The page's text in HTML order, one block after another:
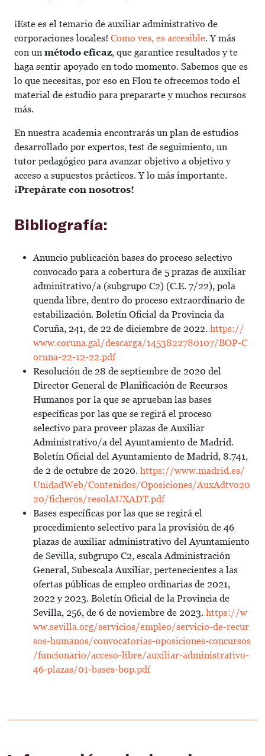
¡Este es el temario de auxiliar administrativo de
corporaciones locales! Como ves, es accesible. Y más
con un método eficaz, que garantice resultados y te
haga sentir apoyado en todo momento. Sabemos que es
lo que necesitas, por eso en Flou te ofrecemos todo el
material de estudio para prepararte y muchos recursos
más.
En nuestra academia encontrarás un plan de estudios
desarrollado por expertos, test de seguimiento, un
tutor pedagógico para avanzar objetivo a objetivo y
acceso a supuestos prácticos. Y lo más importante.
¡Prepárate con nosotros!
Bibliografía:
Anuncio publicación bases do proceso selectivo
convocado para a cobertura de 5 prazas de auxiliar
adminitrativo/a (subgrupo C2) (C.E. 7/22), pola
quenda libre, dentro do proceso extraordinario de
estabilización. Boletín Oficial da Provincia da
Coruña, 241, de 22 de diciembre de 2022. https://
www.coruna.gal/descarga/1453822780107/BOP-C
oruna-22-12-22.pdf
Resolución de 28 de septiembre de 2020 del
Director General de Planificación de Recursos
Humanos por la que se aprueban las bases
específicas por las que se regirá el proceso
selectivo para proveer plazas de Auxiliar
Administrativo/a del Ayuntamiento de Madrid.
Boletín Oficial del Ayuntamiento de Madrid, 8.741,
de 2 de octubre de 2020. https://www.madrid.es/
UnidadWeb/Contenidos/Oposiciones/AuxAdtvo20
20/ficheros/resolAUXADT.pdf
Bases específicas por las que se regirá el
procedimiento selectivo para la provisión de 46
plazas de auxiliar administrativo del Ayuntamiento
de Sevilla, subgrupo C2, escala Administración
General, Subescala Auxiliar, pertenecientes a las
ofertas públicas de empleo ordinarias de 2021,
2022 y 2023. Boletín Oficial de la Provincia de
Sevilla, 256, de 6 de noviembre de 2023. https://w
ww.sevilla.org/servicios/empleo/servicio-de-recur
sos-humanos/convocatorias-oposiciones-concursos
/funcionario/acceso-libre/auxiliar-administrativo-
46-plazas/01-bases-bop.pdf